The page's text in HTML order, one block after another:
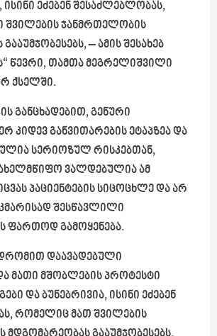
ისინი ეძებენ შესაძლებლობას,
შვილების ჯანმრთელობის
– ამის შესახებ
წევრი, თამთა მეგრელიშვილი
ქსელში.
განცხადებით, გენური
კიდევ განვითარების ეტაპზეა და
სერიოზულ რისკებთან,
ვალდებულია ამ
პაციენტების სიცოცხლე და არ
შესწავლილი
ფართოდ გამოყენება.
დაავადებული
მათი მშობლების პროტესტი
და ბუნებრივია, ისინი ეძებენ
რომელიც მათ შვილების